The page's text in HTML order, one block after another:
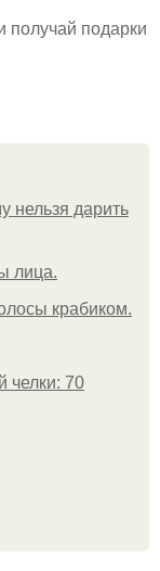
получай подарки
нельзя дарить
лица.
крабиком.
челки: 70